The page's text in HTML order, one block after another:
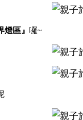
燈區』 囉~